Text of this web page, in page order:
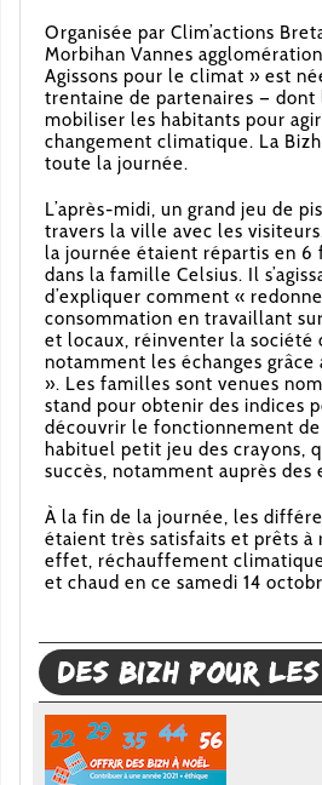
Organisée par Clim’actions
Morbihan Vannes
Agissons pour le climat » est
trentaine de partenaires — dont
mobiliser les habitants pour
changement climatique. La
toute la journée.
L’après-midi, un grand jeu de
travers la ville avec les
la journée étaient répartis en 6
dans la famille Celsius. Il
d’expliquer comment «
consommation en travaillant
et locaux, réinventer la société
notamment les échanges
». Les familles sont venues
stand pour obtenir des indices
découvrir le fonctionnement
habituel petit jeu des crayons,
succès, notamment auprès des
À la fin de la journée, les
étaient très satisfaits et prêts à
effet, réchauffement
et chaud en ce samedi 14
Des Bizh pour